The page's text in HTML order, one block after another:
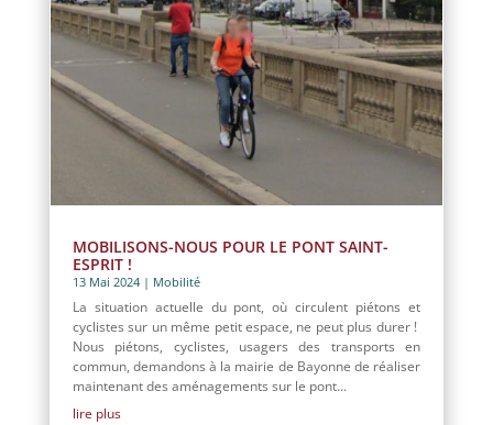
MOBILISONS-NOUS POUR LE PONT SAINT-
ESPRIT !
13 Mai 2024| Mobilité
La situation actuelle du pont, où circulent piétons et
cyclistes sur un même petit espace, ne peut plus durer !
Nous piétons, cyclistes, usagers des transports en
commun, demandons à la mairie de Bayonne de réaliser
maintenant des aménagements sur le pont...
lire plus